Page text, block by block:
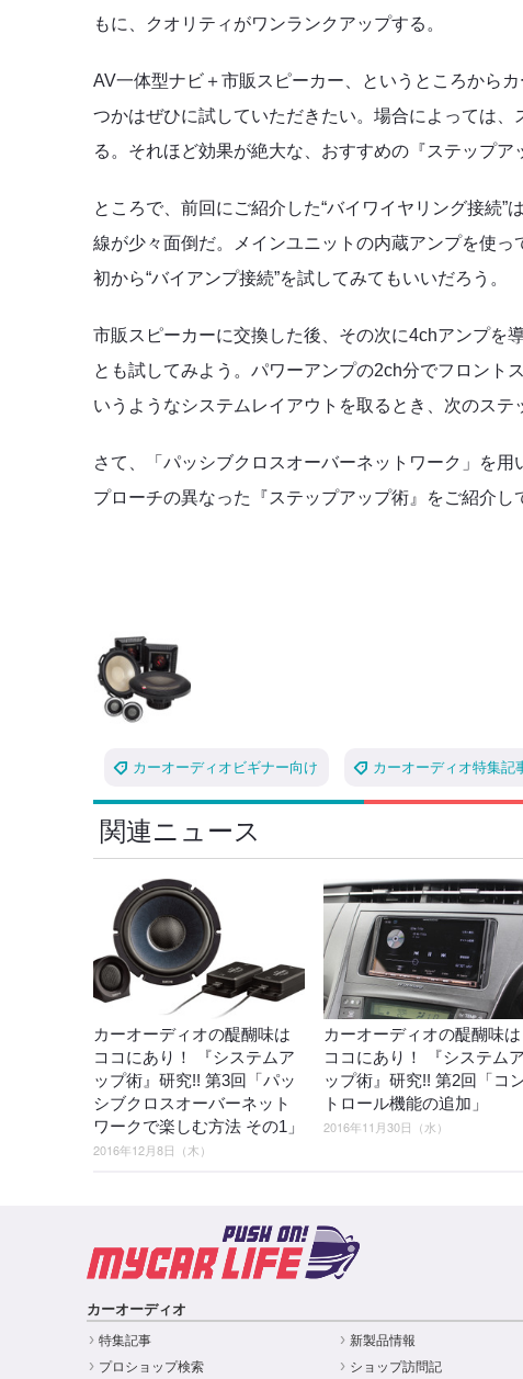
もに、クオリティがワンランクアップする。
AV一体型ナビ＋市販スピーカー、というところから
つかはぜひに試していただきたい。場合によっては
る。それほど効果が絶大な、おすすめの『ステップア
ところで、前回にご紹介した“バイワイヤリング接続
線が少々面倒だ。メインユニットの内蔵アンプを使っ
初から“バイアンプ接続”を試してみてもいいだろう。
市販スピーカーに交換した後、その次に4chアンプを
とも試してみよう。パワーアンプの2ch分でフロント
いうようなシステムレイアウトを取るとき、次のステ
さて、「パッシブクロスオーバーネットワーク」を
プローチの異なった『ステップアップ術』をご紹介し
カーオーディオビギナー向け カーオーディオ特集記
関連ニュース
カーオーディオの醍醐味は
ココにあり！ 『システムア
ップ術』研究!! 第3回「パッ
シブクロスオーバーネット
ワークで楽しむ方法 その1」
2016年12月8日（木）
カーオーディオの醍醐味は
ココにあり！ 『システムア
ップ術』研究!! 第2回「コ
トロール機能の追加」
2016年11月30日（水）
カーオーディオ
特集記事
新製品情報
プロショップ検索
ショップ訪問記